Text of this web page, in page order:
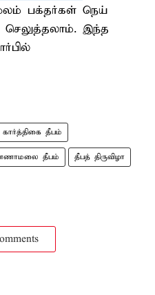
பக்தர்கள் நெய்
இந்த
கார்த்திகை தீபம்
தீபம் தீபத் திருவிழா